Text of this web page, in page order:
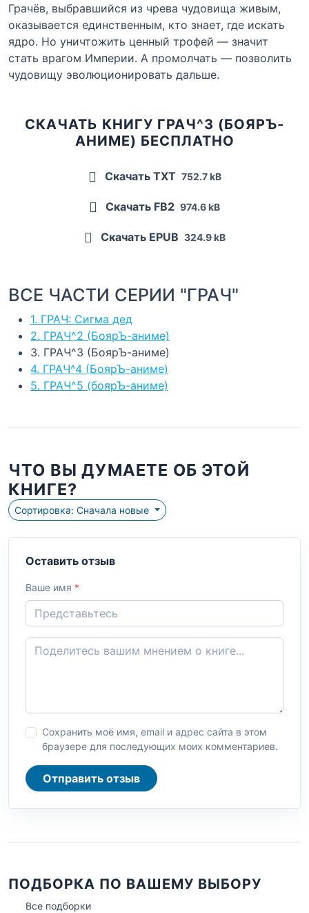
Грачёв, выбравшийся из чрева чудовища живым,
оказывается единственным, кто знает, где искать
ядро. Но уничтожить ценный трофей — значит
стать врагом Империи. А промолчать — позволить
чудовищу эволюционировать дальше.
СКАЧАТЬ КНИГУ ГРАЧ^3 (БОЯРЪ-
АНИМЕ) БЕСПЛАТНО
Скачать TXT 752.7 kB
Скачать FB2 974.6 kB
Скачать EPUB 324.9 kB
ВСЕ ЧАСТИ СЕРИИ "ГРАЧ"
1. ГРАЧ: Сигма дед
2. ГРАЧ^2 (БоярЪ-аниме)
3. ГРАЧ^3 (БоярЪ-аниме)
4. ГРАЧ^4 (БоярЪ-аниме)
5. ГРАЧ^5 (боярЪ-аниме)
ЧТО ВЫ ДУМАЕТЕ ОБ ЭТОЙ
КНИГЕ?
Сортировка: Сначала новые
Оставить отзыв
Ваше имя *
Сохранить моё имя, email и адрес сайта в этом
браузере для последующих моих комментариев.
Отправить отзыв
ПОДБОРКА ПО ВАШЕМУ ВЫБОРУ
Все подборки